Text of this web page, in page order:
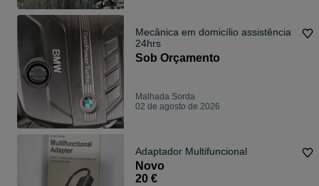
Mecânica em domicílio assistência
24hrs
Sob Orçamento
Malhada Sorda
02 de agosto de 2026
Adaptador Multifuncional
Novo
20 €